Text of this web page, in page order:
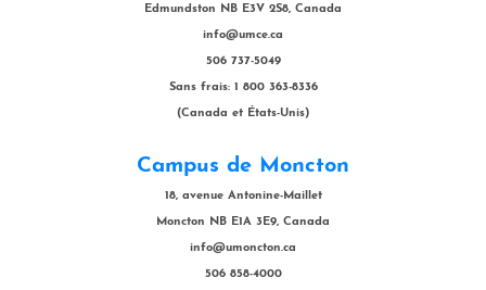
Edmundston NB E3V 2S8, Canada
info@umce.ca
506 737-5049
Sans frais: 1 800 363-8336
(Canada et États-Unis)
Campus de Moncton
18, avenue Antonine-Maillet
Moncton NB E1A 3E9, Canada
info@umoncton.ca
506 858-4000